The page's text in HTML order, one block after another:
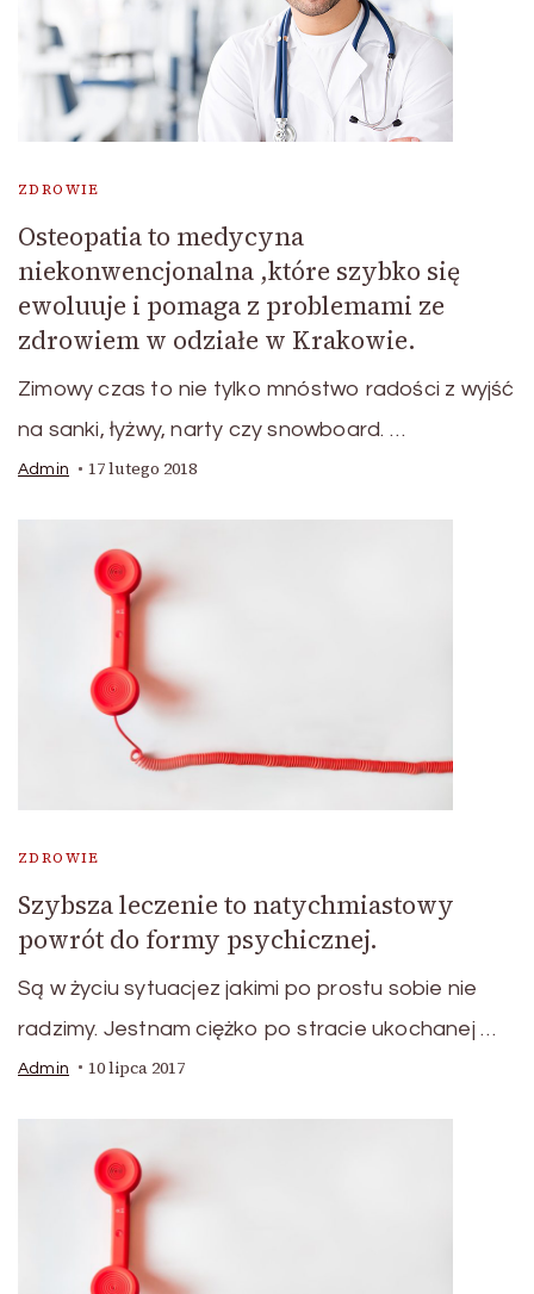
ZDROWIE
Osteopatia to medycyna
niekonwencjonalna ,które szybko się
ewoluuje i pomaga z problemami ze
zdrowiem w odziałe w Krakowie.
Zimowy czas to nie tylko mnóstwo radości z wyjść
na sanki, łyżwy, narty czy snowboard. …
Admin 17 lutego 2018
ZDROWIE
Szybsza leczenie to natychmiastowy
powrót do formy psychicznej.
Są w życiu sytuacjez jakimi po prostu sobie nie
radzimy. Jestnam ciężko po stracie ukochanej …
Admin 10 lipca 2017